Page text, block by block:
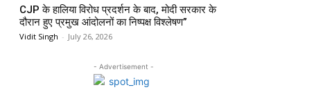
CJP के हालिया विरोध प्रदर्शन के बाद, मोदी सरकार के
दौरान हुए प्रमुख आंदोलनों का निष्पक्ष विश्लेषण”
Vidit Singh - July 26, 2026
- Advertisement -